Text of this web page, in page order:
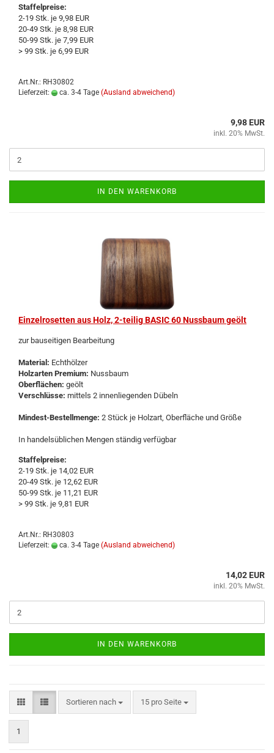
Staffelpreise:
2-19 Stk. je 9,98 EUR
20-49 Stk. je 8,98 EUR
50-99 Stk. je 7,99 EUR
> 99 Stk. je 6,99 EUR
Art.Nr.: RH30802
Lieferzeit:
ca. 3-4 Tage (Ausland abweichend)
9,98 EUR
inkl. 20% MwSt.
IN DEN WARENKORB
Ein­zel­ro­set­ten aus Holz, 2-​tei­lig BASIC 60 Nuss­baum geölt
zur bau­sei­ti­gen Be­ar­bei­tung
Ma­te­ri­al: Echt­höl­zer
Holz­ar­ten Pre­mi­um: Nuss­baum
Ober­flä­chen: geölt
Ver­schlüs­se: mit­tels 2 in­nen­lie­gen­den Dü­beln
Mindest-​Bestellmenge: 2 Stück je Holz­art, Ober­flä­che und Größe
In han­dels­üb­li­chen Men­gen stän­dig ver­füg­bar
Staffelpreise:
2-19 Stk. je 14,02 EUR
20-49 Stk. je 12,62 EUR
50-99 Stk. je 11,21 EUR
> 99 Stk. je 9,81 EUR
Art.Nr.: RH30803
Lieferzeit:
ca. 3-4 Tage (Ausland abweichend)
14,02 EUR
inkl. 20% MwSt.
IN DEN WARENKORB
Sortieren nach 15 pro Seite
1